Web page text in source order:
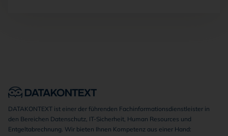
DATAKONTEXT ist einer der führenden Fachinformationsdienstleister in
den Bereichen Datenschutz, IT-Sicherheit, Human Resources und
Entgeltabrechnung. Wir bieten Ihnen Kompetenz aus einer Hand: